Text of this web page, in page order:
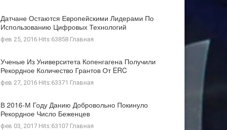
Датчане Остаются Европейскими Лидерами По
Использованию Цифровых Технологий
фев 25, 2016 Hits:63858 Главная
Ученые Из Университета Копенгагена Получили
Рекордное Количество Грантов От ERC
фев 27, 2016 Hits:63371 Главная
В 2016-М Году Данию Добровольно Покинуло
Рекордное Число Беженцев
фев 03, 2017 Hits:63107 Главная